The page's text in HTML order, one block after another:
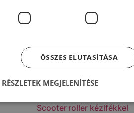
Scooter roller kézifékkel
ÖSSZES ELUTASÍTÁSA
RÉSZLETEK MEGJELENÍTÉSE